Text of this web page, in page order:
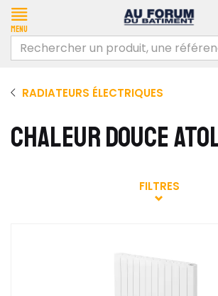
Menu
RADIATEURS ÉLECTRIQUES
CHALEUR DOUCE
FILTRES